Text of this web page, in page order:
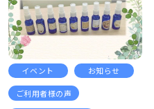
イベント お知らせ
ご利用者様の声